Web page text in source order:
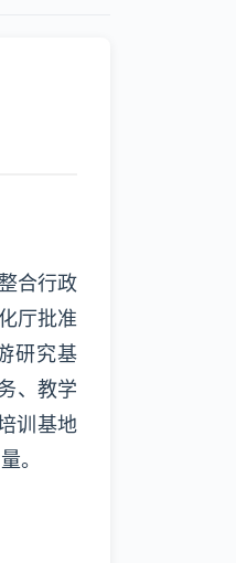
合行政
厅批准
研究基
、教学
训基地
。